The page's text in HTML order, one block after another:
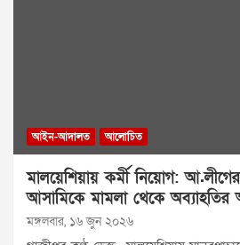
আইন-আদালত আলোচিত
মালয়েশিয়ায় কর্মী নিয়োগ:
আসামিকে মামলা থেকে
মঙ্গলবার, ১৬ জুন ২০২৬